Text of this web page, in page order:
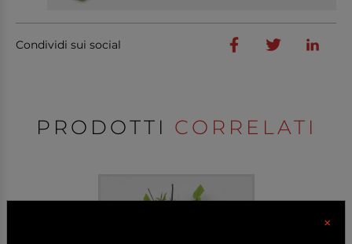
Condividi sui social
PRODOTTI CORRELATI
×